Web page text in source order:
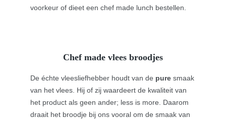
voorkeur of dieet een chef made lunch bestellen.
Chef made vlees broodjes
De échte vleesliefhebber houdt van de pure smaak
van het vlees. Hij of zij waardeert de kwaliteit van
het product als geen ander; less is more. Daarom
draait het broodje bij ons vooral om de smaak van